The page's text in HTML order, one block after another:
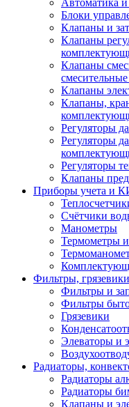
Автоматика
Блоки
Клапаны и
Клапаны
Клапаны
Клапаны
Клапаны,
Регуляторы
Регуляторы
Регуляторы
Клапаны
Приборы учета и
Счётчики
Манометры
Термометры
Фильтры,
Фильтры и
Фильтры
Грязевики
Элеваторы и
Радиаторы,
Радиаторы
Радиаторы
Клапаны и